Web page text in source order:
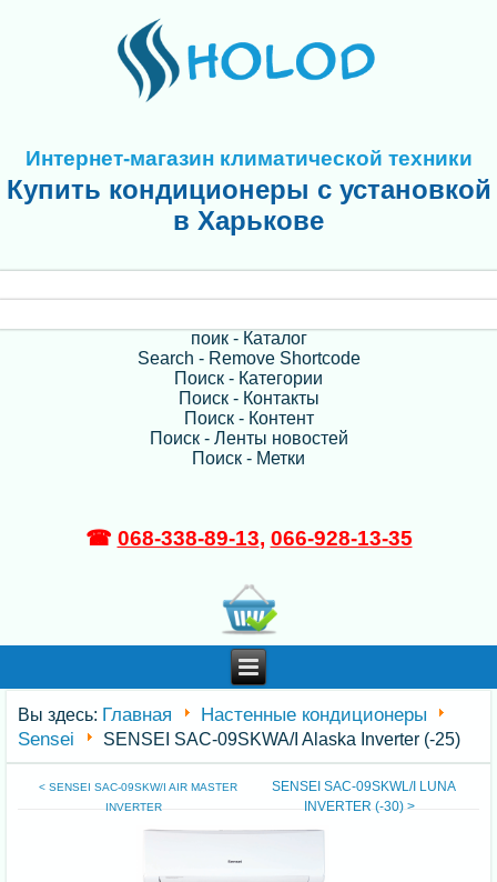
Интернет-магазин климатической техники
Купить кондиционеры с установкой
в Харькове
поик - Каталог
Search - Remove Shortcode
Поиск - Категории
Поиск - Контакты
Поиск - Контент
Поиск - Ленты новостей
Поиск - Метки
☎ 068-338-89-13, 066-928-13-35
Вы здесь: Главная
Настенные кондиционеры
Sensei
SENSEI SAC-09SKWA/I Alaska Inverter (-25)
< SENSEI SAC-09SKW/I AIR MASTER
INVERTER
SENSEI SAC-09SKWL/I LUNA
INVERTER (-30) >